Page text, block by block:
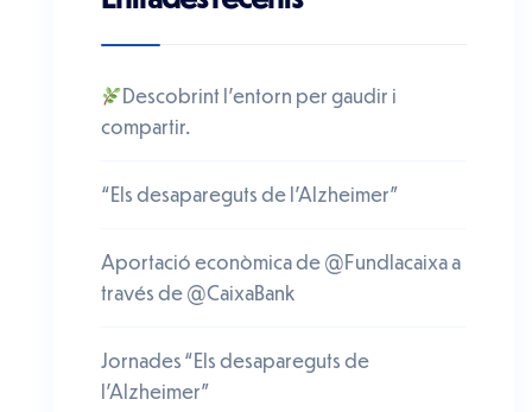
Descobrint l’entorn per gaudir i
compartir.
“Els desapareguts de l’Alzheimer”
Aportació econòmica de @Fundlacaixa a
través de @CaixaBank
Jornades “Els desapareguts de
l’Alzheimer”